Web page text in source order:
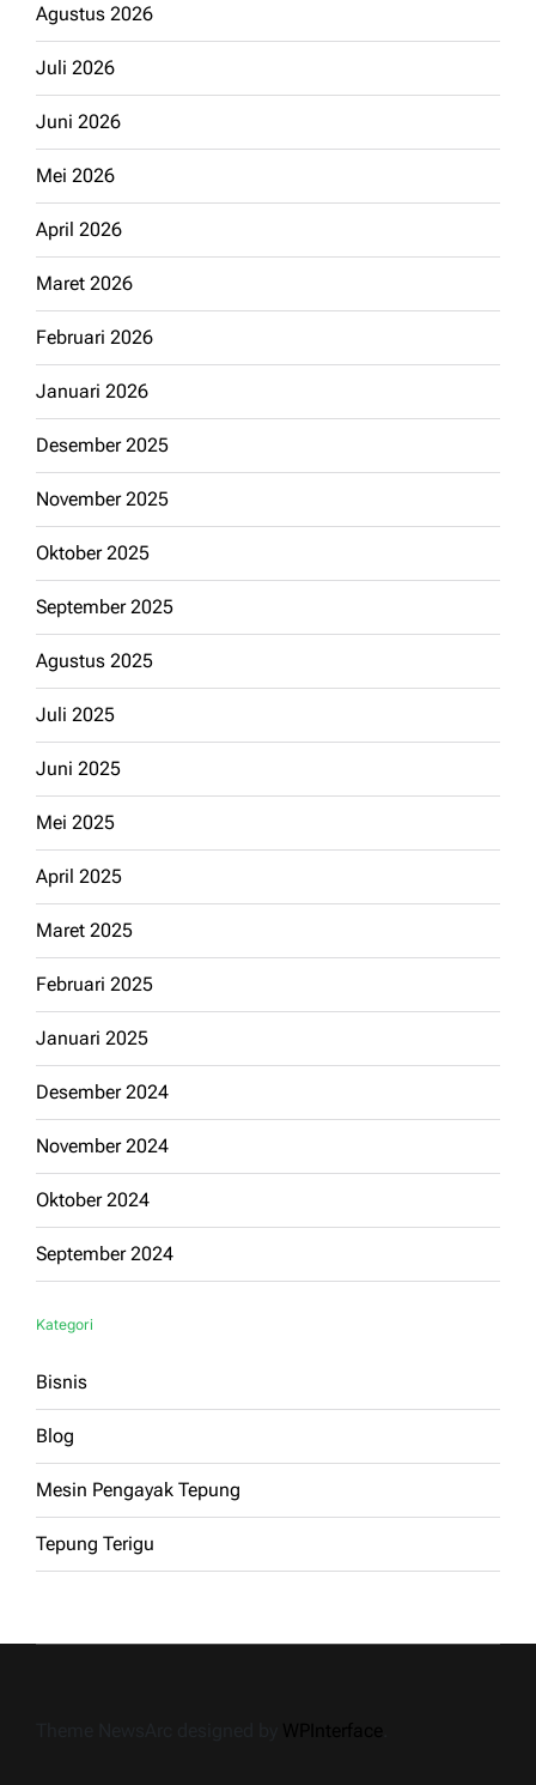
Agustus 2026
Juli 2026
Juni 2026
Mei 2026
April 2026
Maret 2026
Februari 2026
Januari 2026
Desember 2025
November 2025
Oktober 2025
September 2025
Agustus 2025
Juli 2025
Juni 2025
Mei 2025
April 2025
Maret 2025
Februari 2025
Januari 2025
Desember 2024
November 2024
Oktober 2024
September 2024
Kategori
Bisnis
Blog
Mesin Pengayak Tepung
Tepung Terigu